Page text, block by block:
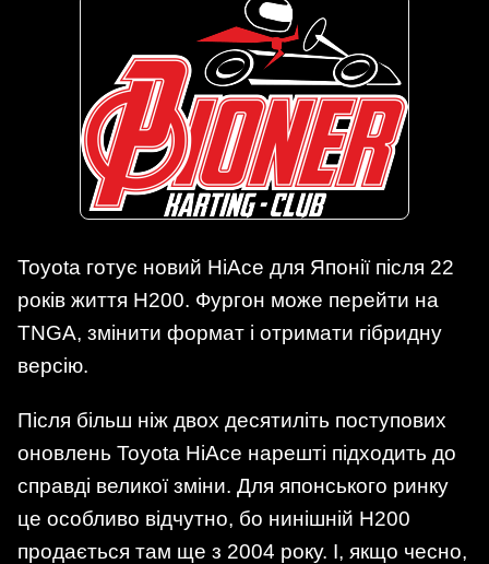
Toyota готує новий HiAce для Японії після 22
років життя H200. Фургон може перейти на
TNGA, змінити формат і отримати гібридну
версію.
Після більш ніж двох десятиліть поступових
оновлень Toyota HiAce нарешті підходить до
справді великої зміни. Для японського ринку
це особливо відчутно, бо нинішній H200
продається там ще з 2004 року. І, якщо чесно,